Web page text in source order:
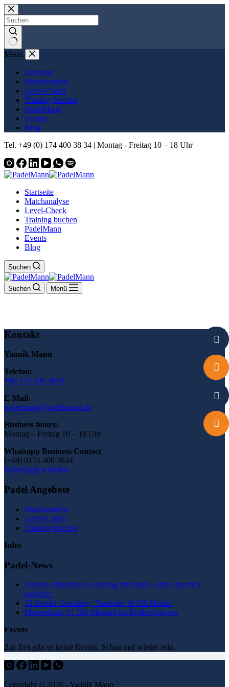
Zum
Inhalt
springen
Keine
Ergebnisse
Menü
Startseite
Matchanalyse
Level-Check
Training buchen
PadelMann
Events
Blog
Tel. +49 (0) 174 400 38 34 | Montag - Freitag 10 – 18 Uhr
Startseite
Matchanalyse
Level-Check
Training buchen
PadelMann
Events
Blog
Suchen
Suchen Menü
Kontakt
Yannik Mann
Telefon:
+49 174 400 3834
E-Mail:
padelmann@padelmann.de
Business hours:
Montag – Freitag 10 – 18 Uhr
Whatsapp Business Contact
(+49) 0174 400 3834
WhatsApp schicken
Padel Angebote
Matchanalyse
Level-Check
Training buchen
Infos
Padel-News
Endlich objektives Levelling für Padel – aiball macht’s
möglich!
#2 Kinder Coaching, Teamplay & Tilt Modus
Murmelcast: #1 Die Murmel ins Rollen bringen
Events
Zur Zeit gibt es keine Events. Schau mal wieder rein.
Copyright © 2026 - Yannik Mann